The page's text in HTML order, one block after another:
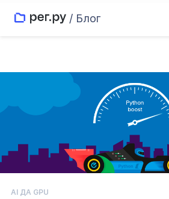
/ Блог
AI ДА GPU